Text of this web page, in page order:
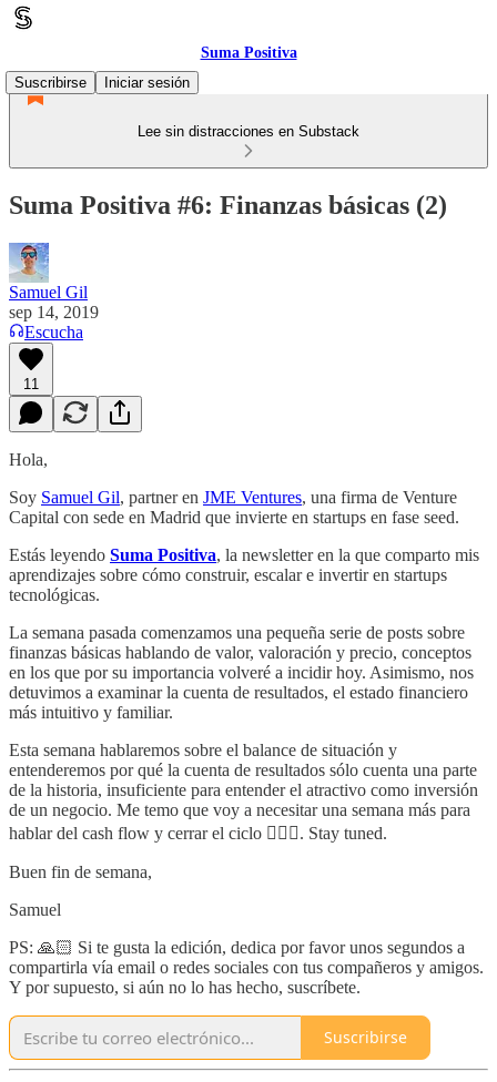
Suma Positiva
Suscribirse
Iniciar sesión
Lee sin distracciones en Substack
Suma Positiva #6: Finanzas básicas (2)
Samuel Gil
sep 14, 2019
Escucha
11
Hola,
Soy Samuel Gil, partner en JME Ventures, una firma de Venture
Capital con sede en Madrid que invierte en startups en fase seed.
Estás leyendo Suma Positiva, la newsletter en la que comparto mis
aprendizajes sobre cómo construir, escalar e invertir en startups
tecnológicas.
La semana pasada comenzamos una pequeña serie de posts sobre
finanzas básicas hablando de valor, valoración y precio, conceptos
en los que por su importancia volveré a incidir hoy. Asimismo, nos
detuvimos a examinar la cuenta de resultados, el estado financiero
más intuitivo y familiar.
Esta semana hablaremos sobre el balance de situación y
entenderemos por qué la cuenta de resultados sólo cuenta una parte
de la historia, insuficiente para entender el atractivo como inversión
de un negocio. Me temo que voy a necesitar una semana más para
hablar del cash flow y cerrar el ciclo 🤷🏻‍♂️. Stay tuned.
Buen fin de semana,
Samuel
PS: 🙏🏻 Si te gusta la edición, dedica por favor unos segundos a
compartirla vía email o redes sociales con tus compañeros y amigos.
Y por supuesto, si aún no lo has hecho, suscríbete.
Suscribirse